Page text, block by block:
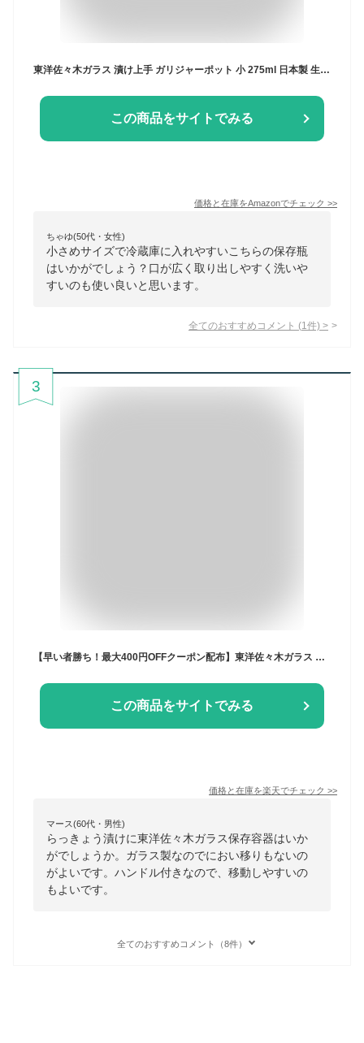
東洋佐々木ガラス 漬け上手 ガリジャーポット 小 275ml 日本製 生姜 ガリ ガラス瓶 保存容器 保存瓶 梅びん 果実酒瓶 梅酒 瓶 果実酒 漬物 ガラス I-77828-P-JAN
この商品をサイトでみる
価格と在庫をAmazonでチェック >>
ちゃゆ(50代・女性)
小さめサイズで冷蔵庫に入れやすいこちらの保存瓶
はいかがでしょう？口が広く取り出しやすく洗いや
すいのも使い良いと思います。
全てのおすすめコメント (1 件) >
3
【早い者勝ち！最大400円OFFクーポン配布】東洋佐々木ガラス 保存容器 漬け上手 らっきょう編 2000ml 日本製 漬物容器 ガラス容器 保存瓶 らっきょう 梅酒 瓶 果実酒 漬物 ガラス I-77823-R-C-JAN（ びん 梅びん 果実酒瓶 梅瓶 果実酒びん ）
この商品をサイトでみる
価格と在庫を楽天でチェック >>
マース(60代・男性)
らっきょう漬けに東洋佐々木ガラス保存容器はいか
がでしょうか。ガラス製なのでにおい移りもないの
がよいです。ハンドル付きなので、移動しやすいの
もよいです。
全てのおすすめコメント（8件）